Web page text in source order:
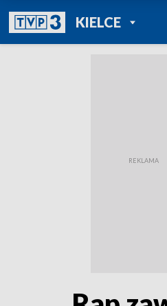
KIELCEPOWRÓT DO
TVP REGIONY